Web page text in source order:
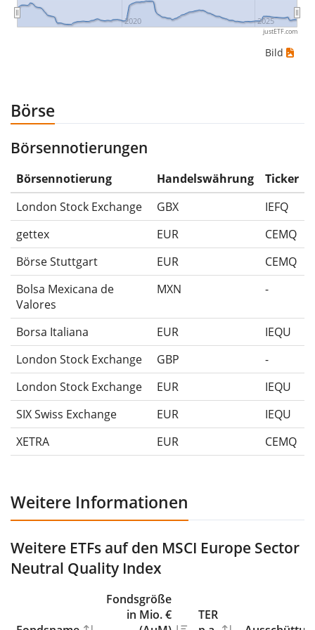
Wertpapierpreise war: 10€, 5€, 12€, 20€. In diesem
Fall hättest du den größtmöglichen Verlust erlitten,
-50%.
Die Wertentwicklungsangaben für ETFs beinhalten
Ausschüttungen (falls vorhanden).
2020 2025
justETF.com
Bild
Börse
Börsennotierungen
Börsennotierung Handelswährung
Ticker
London Stock Exchange
GBX
IEFQ
gettex
EUR
CEMQ
Börse Stuttgart
EUR
CEMQ
Bolsa Mexicana de
Valores
MXN -
Borsa Italiana EUR
IEQU
London Stock Exchange
GBP
-
London Stock Exchange
EUR
IEQU
SIX Swiss Exchange
EUR
IEQU
XETRA
EUR CEMQ
Weitere Informationen
Weitere ETFs auf den MSCI Europe Sector
Neutral Quality Index
Fondsgröße
in Mio. €
TER